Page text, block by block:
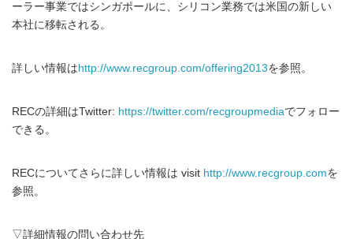
ーラー事業ではシンガポールに、シリコン業務では米国の新しい
本社に移転される。
詳しい情報は http://www.recgroup.com/offering2013を参照。
RECの詳細はTwitter: https://twitter.com/recgroupmediaでフォロー
できる。
RECについてさらに詳しい情報は visit http://www.recgroup.comを
参照。
▽詳細情報の問い合わせ先